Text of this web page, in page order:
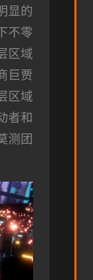
显的
不零
区域
巨贾
区域
者和
测团